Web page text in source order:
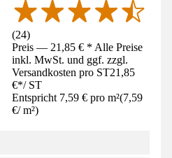
(24)
Preis — 21,85 € * Alle Preise
inkl. MwSt. und ggf. zzgl.
Versandkosten pro ST21,85
€*/ ST
Entspricht 7,59 € pro m²(7,59
€/ m²)